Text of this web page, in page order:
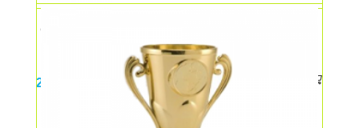
Cupa medie – bronz
23,00